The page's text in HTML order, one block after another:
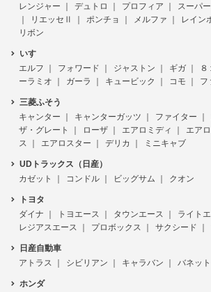
レンジャー
デュトロ プロフィア スーパ
リエッセⅡ
ポンチョ メルファ レイン
リボン
いすゞ
エルフ
フォワード ジャストン ギガ ８
ーラミオ
ガーラ キュービック コモ フ
三菱ふそう
キャンター
キャンターガッツ ファイター
ザ・グレート
ローザ エアロミディ エア
ス
エアロスター デリカ ミニキャブ
UDトラックス（日産）
カゼット
コンドル ビッグサム クオン
トヨタ
ダイナ
トヨエース タウンエース ライト
レジアスエース
プロボックス サクシード
日産自動車
アトラス
シビリアン キャラバン バネット
ホンダ